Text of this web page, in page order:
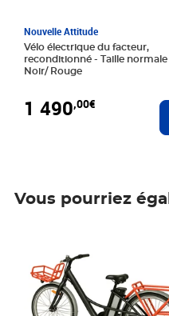
Nouvelle Attitude
Vélo électrique du facteur,
reconditionné - Taille normale -
Noir/ Rouge
1 490,00€
Vous pourriez